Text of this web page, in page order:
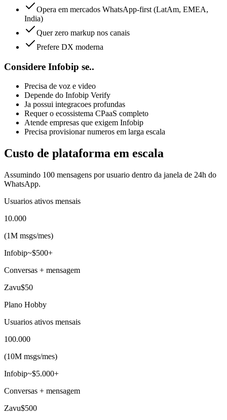
Opera em mercados WhatsApp-first (LatAm, EMEA,
India)
Quer zero markup nos canais
Prefere DX moderna
Considere Infobip se..
Precisa de voz e video
Depende do Infobip Verify
Ja possui integracoes profundas
Requer o ecossistema CPaaS completo
Atende empresas que exigem Infobip
Precisa provisionar numeros em larga escala
Custo de plataforma em escala
Assumindo 100 mensagens por usuario dentro da janela de 24h do
WhatsApp.
Usuarios ativos mensais
10.000
(1M msgs/mes)
Infobip~$500+
Conversas + mensagem
Zavu$50
Plano Hobby
Usuarios ativos mensais
100.000
(10M msgs/mes)
Infobip~$5.000+
Conversas + mensagem
Zavu$500